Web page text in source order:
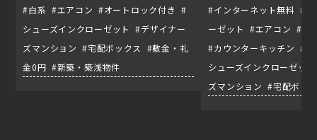
#白系 #エアコン #オートロック付き #
シューズインクローゼット #デザイナー
ズマンション #宅配ボックス #敷金・礼
金0円 #新築・築浅物件
#インターネット無料 #ウ
ーゼット #エアコン #オ
#カウンターキッチン #
シューズインクローゼッ
ズマンション #宅配ボッ